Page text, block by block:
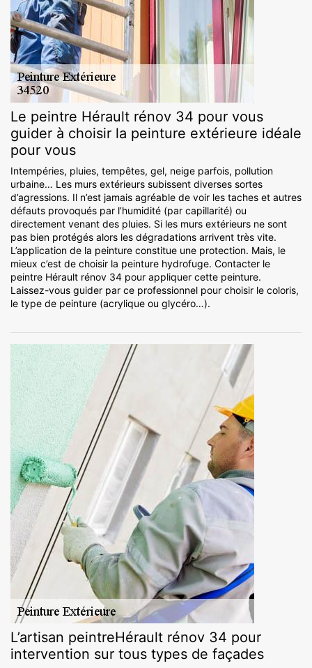
Le peintre Hérault rénov 34 pour vous
guider à choisir la peinture extérieure idéale
pour vous
Intempéries, pluies, tempêtes, gel, neige parfois, pollution
urbaine… Les murs extérieurs subissent diverses sortes
d’agressions. Il n’est jamais agréable de voir les taches et autres
défauts provoqués par l’humidité (par capillarité) ou
directement venant des pluies. Si les murs extérieurs ne sont
pas bien protégés alors les dégradations arrivent très vite.
L’application de la peinture constitue une protection. Mais, le
mieux c’est de choisir la peinture hydrofuge. Contacter le
peintre Hérault rénov 34 pour appliquer cette peinture.
Laissez-vous guider par ce professionnel pour choisir le coloris,
le type de peinture (acrylique ou glycéro…).
L’artisan peintreHérault rénov 34 pour
intervention sur tous types de façades